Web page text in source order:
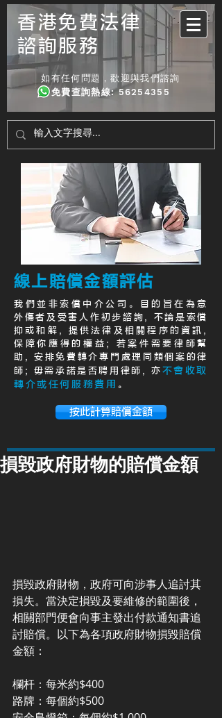
香港免費法律
諮詢服務
如有任何問題，歡迎與我們諮詢
免費查詢熱線:56254355
線上賠償金額評估
我們並非索償中介公司。目的旨在為意
外傷者及受害人作初步諮詢, 不論是索償
抑或和解, 提供法律及相關程序的資訊,
保障你應得的權益; 若案件需要律師幫
助, 安排免費轉介專門處理同類個案的律
師; 毋需承諾是否聘用律師, 亦 不會收取
轉介或任何服務費用 。
按此計算賠償金額
損毀政府財物的賠償金額
損毀政府財物，政府可向涉事人追討其
損失。當決定損毀及要維修的範圍後，
相關部門便會向事主發出付款通知書追
討賠償。以下為各項政府財物損毀賠償
金額：
欄杆：每米約$400
路牌：每個約$500